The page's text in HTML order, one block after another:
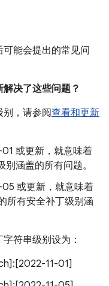
能会提出的常见问
决了这些问题？
，请参阅查看和更新
或更新，就意味着
涵盖的所有问题。
或更新，就意味着
所有安全补丁级别涵
符串级别设为：
11-01]